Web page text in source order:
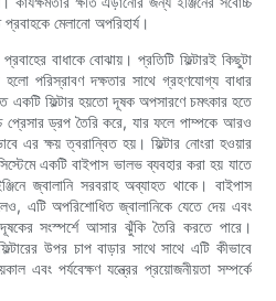
প্রবাহকে মেলানো অপরিহার্য।
বাধাকে বোঝায়। প্রতিটি ফিল্টারই কিছুটা
পরিস্রাবণ দক্ষতার সাথে গ্রহণযোগ্য বাধার
একটি ফিল্টার হয়তো দূষক অপসারণে চমৎকার হতে
ড্রপ তৈরি করে, যার ফলে পাম্পকে আরও
এর ক্ষয় ত্বরান্বিত হয়। ফিল্টার নোংরা হওয়ার
একটি বাইপাস ভালভ ব্যবহার করা হয় যাতে
জ্বালানি সরবরাহ অব্যাহত থাকে। বাইপাস
এটি অপরিশোধিত জ্বালানিকে যেতে দেয় এবং
সংস্পর্শে আসার ঝুঁকি তৈরি করতে পারে।
উপর চাপ বাড়ার সাথে সাথে এটি কীভাবে
এবং পর্যবেক্ষণ যন্ত্রের প্রয়োজনীয়তা সম্পর্কে